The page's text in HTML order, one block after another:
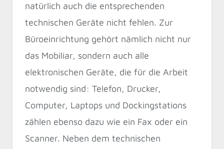
natürlich auch die entsprechenden
technischen Geräte nicht fehlen. Zur
Büroeinrichtung gehört nämlich nicht nur
das Mobiliar, sondern auch alle
elektronischen Geräte, die für die Arbeit
notwendig sind: Telefon, Drucker,
Computer, Laptops und Dockingstations
zählen ebenso dazu wie ein Fax oder ein
Scanner. Neben dem technischen